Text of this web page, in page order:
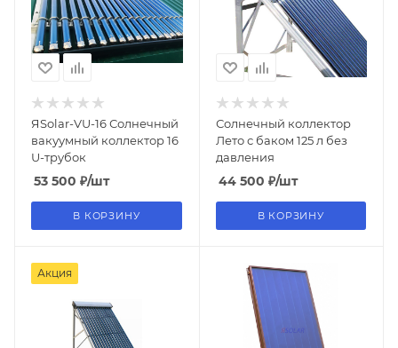
ЯSolar-VU-16 Солнечный
вакуумный коллектор 16
U-трубок
53 500 ₽/шт
В КОРЗИНУ
Солнечный коллектор
Лето с баком 125 л без
давления
44 500 ₽/шт
В КОРЗИНУ
Акция